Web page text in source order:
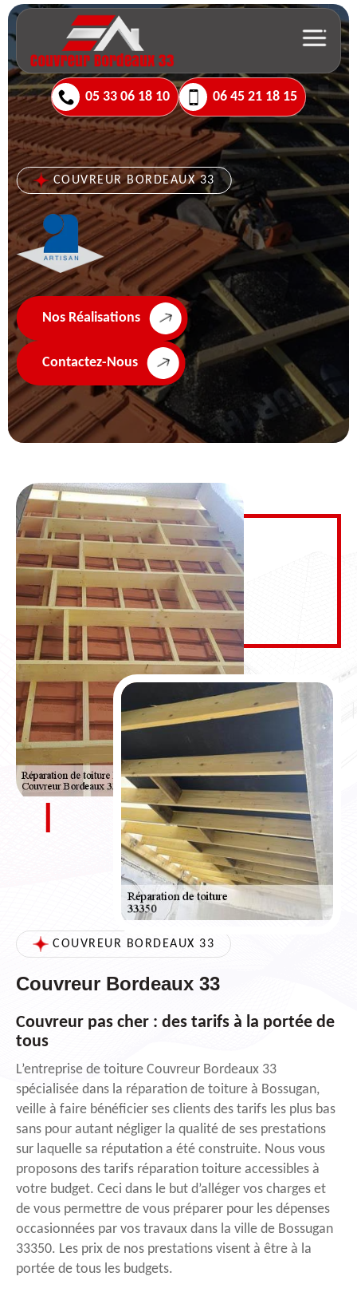
05 33 06 18 10 06 45 21 18 15
COUVREUR BORDEAUX 33
Nos Réalisations
Contactez-Nous
COUVREUR BORDEAUX 33
Couvreur Bordeaux 33
Couvreur pas cher : des tarifs à la portée de
tous
L’entreprise de toiture Couvreur Bordeaux 33
spécialisée dans la réparation de toiture à Bossugan,
veille à faire bénéficier ses clients des tarifs les plus bas
sans pour autant négliger la qualité de ses prestations
sur laquelle sa réputation a été construite. Nous vous
proposons des tarifs réparation toiture accessibles à
votre budget. Ceci dans le but d’alléger vos charges et
de vous permettre de vous préparer pour les dépenses
occasionnées par vos travaux dans la ville de Bossugan
33350. Les prix de nos prestations visent à être à la
portée de tous les budgets.